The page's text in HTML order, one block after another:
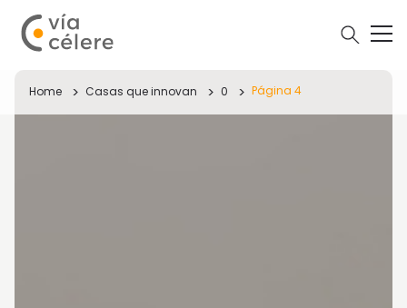
Home Casas que innovan 0 Página 4